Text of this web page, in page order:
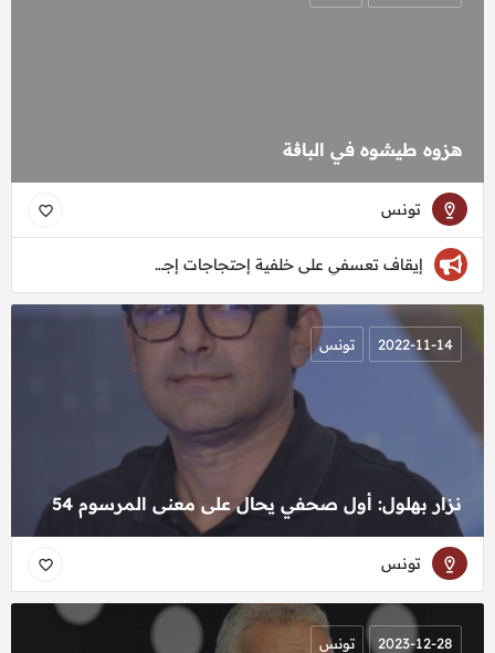
هزوه طيشوه في الباڨة
تونس
إيقاف تعسفي على خلفية إحتجاجات إجتماعيّة
نزار بهلول: أول صحفي يحال على معنى المرسوم 54
2022-11-14 تونس
تونس
2023-12-28 تونس